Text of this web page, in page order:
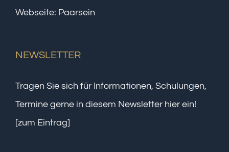
Webseite: Paarsein
NEWSLETTER
Tragen Sie sich für Informationen, Schulungen,
Termine gerne in diesem Newsletter hier ein!
[zum Eintrag]